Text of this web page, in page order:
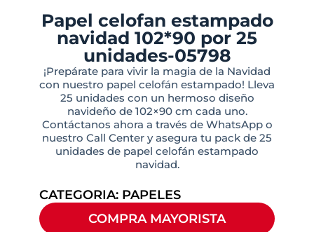
Papel celofan estampado
navidad 102*90 por 25
unidades-05798
¡Prepárate para vivir la magia de la Navidad
con nuestro papel celofán estampado! Lleva
25 unidades con un hermoso diseño
navideño de 102×90 cm cada uno.
Contáctanos ahora a través de WhatsApp o
nuestro Call Center y asegura tu pack de 25
unidades de papel celofán estampado
navidad.
CATEGORIA: PAPELES
COMPRA MAYORISTA